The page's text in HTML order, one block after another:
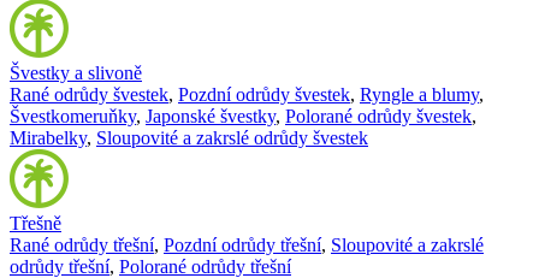
Švestky a slivoně
Rané odrůdy švestek, Pozdní odrůdy švestek, Ryngle a blumy,
Švestkomeruňky, Japonské švestky, Polorané odrůdy švestek,
Mirabelky, Sloupovité a zakrslé odrůdy švestek
Třešně
Rané odrůdy třešní, Pozdní odrůdy třešní, Sloupovité a zakrslé
odrůdy třešní, Polorané odrůdy třešní